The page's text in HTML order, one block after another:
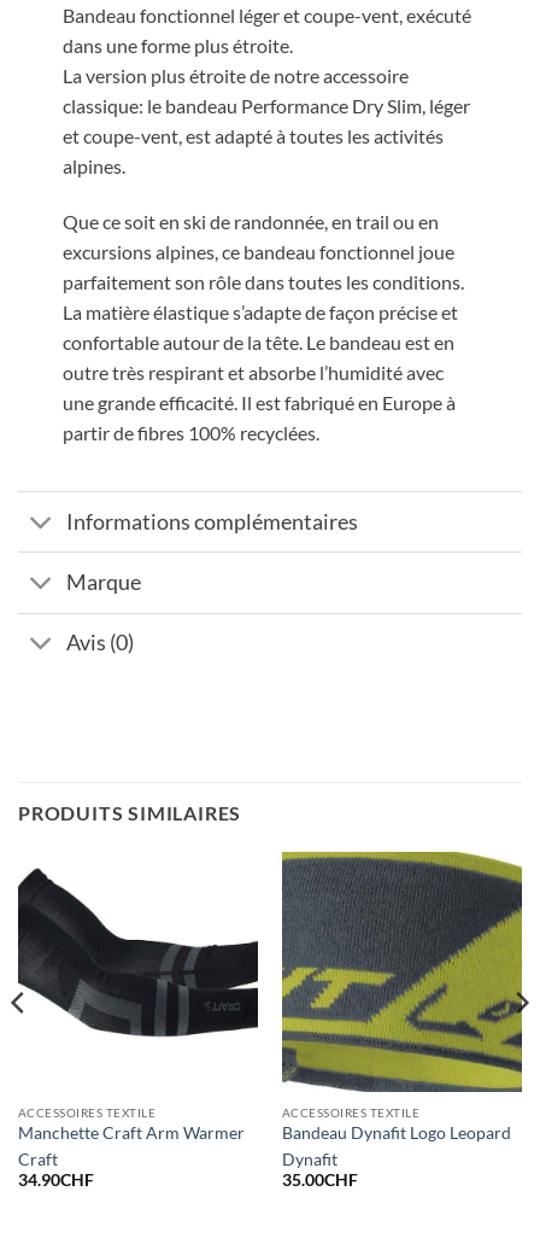
Bandeau fonctionnel léger et coupe-vent, exécuté
dans une forme plus étroite.
La version plus étroite de notre accessoire
classique: le bandeau Performance Dry Slim, léger
et coupe-vent, est adapté à toutes les activités
alpines.
Que ce soit en ski de randonnée, en trail ou en
excursions alpines, ce bandeau fonctionnel joue
parfaitement son rôle dans toutes les conditions.
La matière élastique s’adapte de façon précise et
confortable autour de la tête. Le bandeau est en
outre très respirant et absorbe l’humidité avec
une grande efficacité. Il est fabriqué en Europe à
partir de fibres 100% recyclées.
Informations complémentaires
Marque
Avis (0)
PRODUITS SIMILAIRES
ACCESSOIRES TEXTILE
Manchette Craft Arm Warmer
Craft
34.90CHF
ACCESSOIRES TEXTILE
Bandeau Dynafit Logo Leopard
Dynafit
35.00CHF